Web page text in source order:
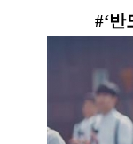
#‘반